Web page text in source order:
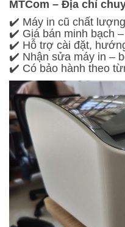
MTCom – Địa chỉ
✔️ Máy in cũ chất
✔️ Giá bán minh bạch
✔️ Hỗ trợ cài đặt,
✔️ Nhận sửa máy in –
✔️ Có bảo hành theo